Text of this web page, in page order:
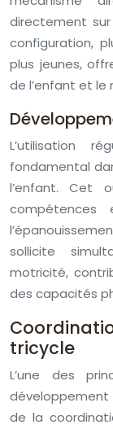
directement
configuration,
plus jeunes,
de l’enfant et le
L’utilisation
fondamental
l’enfant. Cet
sollicite
motricité,
des capacités
tricycle
L’une des
développement
de la